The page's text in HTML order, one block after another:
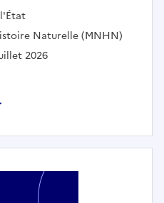
Naturelle (MNHN)
2026
production de